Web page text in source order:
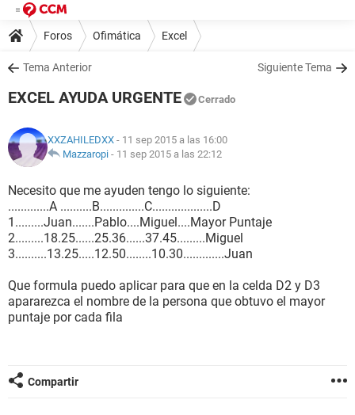
Foros Ofimática Excel
Tema Anterior Siguiente Tema
EXCEL AYUDA URGENTE Cerrado
XXZAHILEDXX - 11 sep 2015 a las 16:00
Mazzaropi - 11 sep 2015 a las 22:12
Necesito que me ayuden tengo lo siguiente:
.............A ..........B..............C...................D
1.........Juan.......Pablo....Miguel....Mayor Puntaje
2.........18.25......25.36......37.45.........Miguel
3..........13.25.....12.50........10.30.............Juan
Que formula puedo aplicar para que en la celda D2 y D3
apararezca el nombre de la persona que obtuvo el mayor
puntaje por cada fila
Compartir